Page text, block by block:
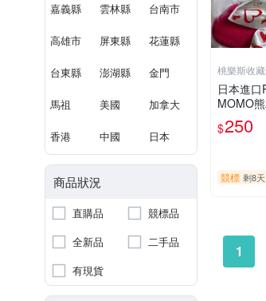
嘉義縣 雲林縣 台南市
高雄市 屏東縣 花蓮縣
台東縣 澎湖縣 金門
馬祖 美國 加拿大
香港 中國 日本
商品狀況
直購品
競標品
全新品
二手品
有現貨
桃樂斯收
日本進
MOMO
m
$250
競標 剩8天
1